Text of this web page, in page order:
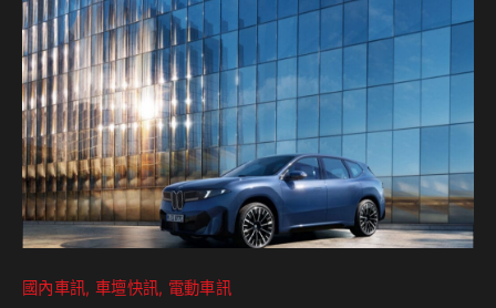
上可以說是大方地展出了自己的愛車們，包括了休旅車
Century GRMN、GR Corolla Morizo Custom、IQ GRMN
Supercharge…
國內車訊 車壇快訊 電動車訊